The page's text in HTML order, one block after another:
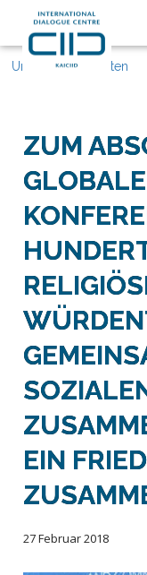
Unsere Geschichten
ZUM
EIN
27 Februar 2018